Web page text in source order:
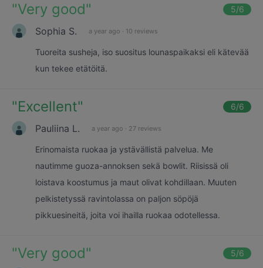
"Very good" 5/6
Sophia S. a year ago · 10 reviews
Tuoreita susheja, iso suositus lounaspaikaksi eli kätevää
kun tekee etätöitä.
"Excellent" 6/6
Pauliina L. a year ago · 27 reviews
Erinomaista ruokaa ja ystävällistä palvelua. Me
nautimme guoza-annoksen sekä bowlit. Riisissä oli
loistava koostumus ja maut olivat kohdillaan. Muuten
pelkistetyssä ravintolassa on paljon söpöjä
pikkuesineitä, joita voi ihailla ruokaa odotellessa.
"Very good" 5/6